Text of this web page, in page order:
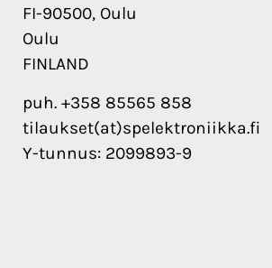
FI-90500, Oulu
Oulu
FINLAND
puh. +358 85565 858
tilaukset(at)spelektroniikka.fi
Y-tunnus: 2099893-9